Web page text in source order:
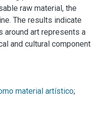
raw material, the
The results indicate
around art represents a
and cultural component
material artístico;